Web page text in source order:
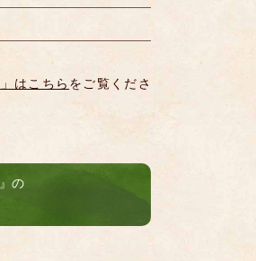
はこちら をご覧くださ
の